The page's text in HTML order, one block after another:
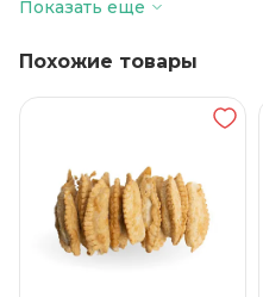
Жиры, в граммах (на 100 г)
Срок годности
Углеводы, в граммах (на 100г)
Вид упаковки
Показать еще
Похожие товары